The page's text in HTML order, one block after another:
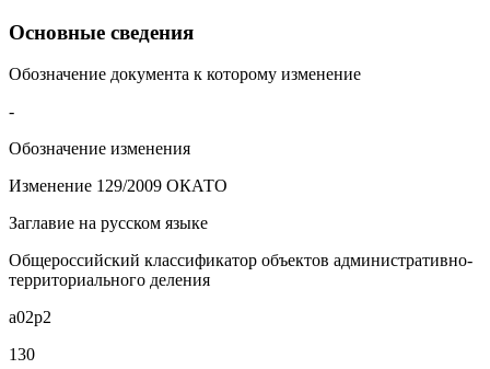
Основные сведения
Обозначение документа к которому изменение
-
Обозначение изменения
Изменение 129/2009 ОКАТО
Заглавие на русском языке
Общероссийский классификатор объектов административно-
территориального деления
a02p2
130